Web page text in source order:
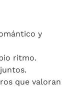
y
ritmo.
que valoran